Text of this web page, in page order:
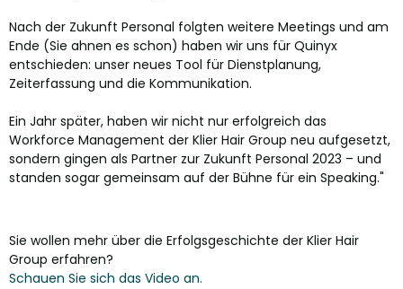
Nach der Zukunft Personal folgten weitere Meetings und am
Ende (Sie ahnen es schon) haben wir uns für Quinyx
entschieden: unser neues Tool für Dienstplanung,
Zeiterfassung und die Kommunikation.
Ein Jahr später, haben wir nicht nur erfolgreich das
Workforce Management der Klier Hair Group neu aufgesetzt,
sondern gingen als Partner zur Zukunft Personal 2023 – und
standen sogar gemeinsam auf der Bühne für ein Speaking."
Sie wollen mehr über die Erfolgsgeschichte der Klier Hair
Group erfahren?
Schauen Sie sich das Video an.